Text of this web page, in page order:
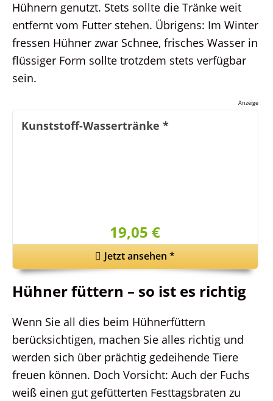
Hühnern genutzt. Stets sollte die Tränke weit
entfernt vom Futter stehen. Übrigens: Im Winter
fressen Hühner zwar Schnee, frisches Wasser in
flüssiger Form sollte trotzdem stets verfügbar
sein.
Anzeige
Kunststoff-Wassertränke *
19,05 €
Jetzt ansehen*
Hühner füttern – so ist es richtig
Wenn Sie all dies beim Hühnerfüttern
berücksichtigen, machen Sie alles richtig und
werden sich über prächtig gedeihende Tiere
freuen können. Doch Vorsicht: Auch der Fuchs
weiß einen gut gefütterten Festtagsbraten zu